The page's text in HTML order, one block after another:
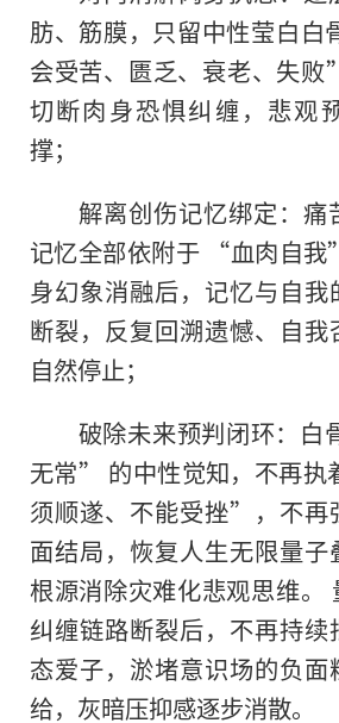
肪、筋膜，只留中性莹白
会受苦、匮乏、衰老、失败
切断肉身恐惧纠缠，悲观
撑；
解离创伤记忆绑定：
记忆全部依附于 “血肉自
身幻象消融后，记忆与自
断裂，反复回溯遗憾、自我
自然停止；
破除未来预判闭环：
无常” 的中性觉知，不再
须顺遂、不能受挫”，不再
面结局，恢复人生无限量
根源消除灾难化悲观思维。
纠缠链路断裂后，不再持续
态爱子，淤堵意识场的负
给，灰暗压抑感逐步消散。